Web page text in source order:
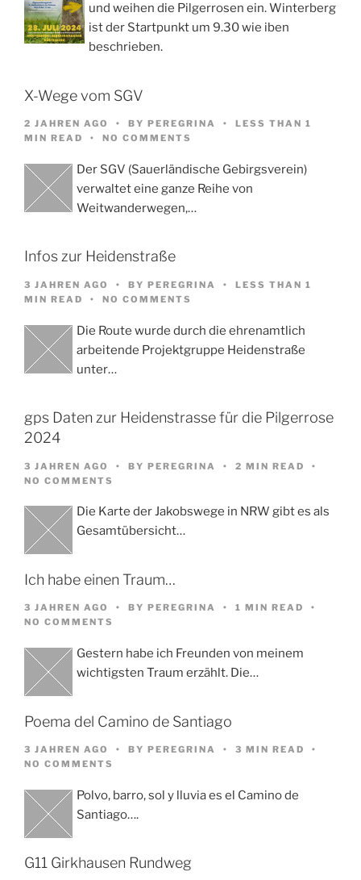
und weihen die Pilgerrosen ein. Winterberg
ist der Startpunkt um 9.30 wie iben
beschrieben.
X-Wege vom SGV
2 JAHREN AGO BY PEREGRINA
LESS THAN 1
MIN READ
NO COMMENTS
Der SGV (Sauerländische Gebirgsverein)
verwaltet eine ganze Reihe von
Weitwanderwegen,…
Infos zur Heidenstraße
3 JAHREN AGO BY PEREGRINA
LESS THAN 1
MIN READ
NO COMMENTS
Die Route wurde durch die ehrenamtlich
arbeitende Projektgruppe Heidenstraße
unter…
gps Daten zur Heidenstrasse für die Pilgerrose
2024
3 JAHREN AGO BY PEREGRINA
2 MIN READ
NO COMMENTS
Die Karte der Jakobswege in NRW gibt es als
Gesamtübersicht…
Ich habe einen Traum…
3 JAHREN AGO BY PEREGRINA
1 MIN READ
NO COMMENTS
Gestern habe ich Freunden von meinem
wichtigsten Traum erzählt. Die…
Poema del Camino de Santiago
3 JAHREN AGO BY PEREGRINA
3 MIN READ
NO COMMENTS
Polvo, barro, sol y lluvia es el Camino de
Santiago….
G11 Girkhausen Rundweg